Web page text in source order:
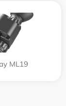
ML19